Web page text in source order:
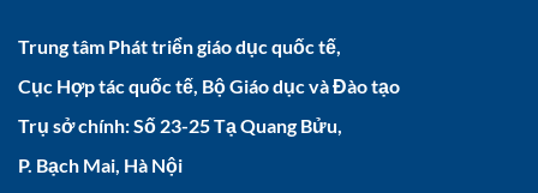
Trung tâm Phát triển giáo dục quốc tế,
Cục Hợp tác quốc tế, Bộ Giáo dục và Đào tạo
Trụ sở chính: Số 23-25 Tạ Quang Bửu,
P. Bạch Mai, Hà Nội